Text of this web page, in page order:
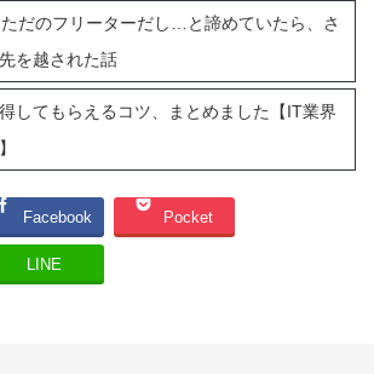
だのフリーターだし…と諦めていたら、さ
を越された話
してもらえるコツ、まとめました【IT業界
Facebook Pocket
LINE